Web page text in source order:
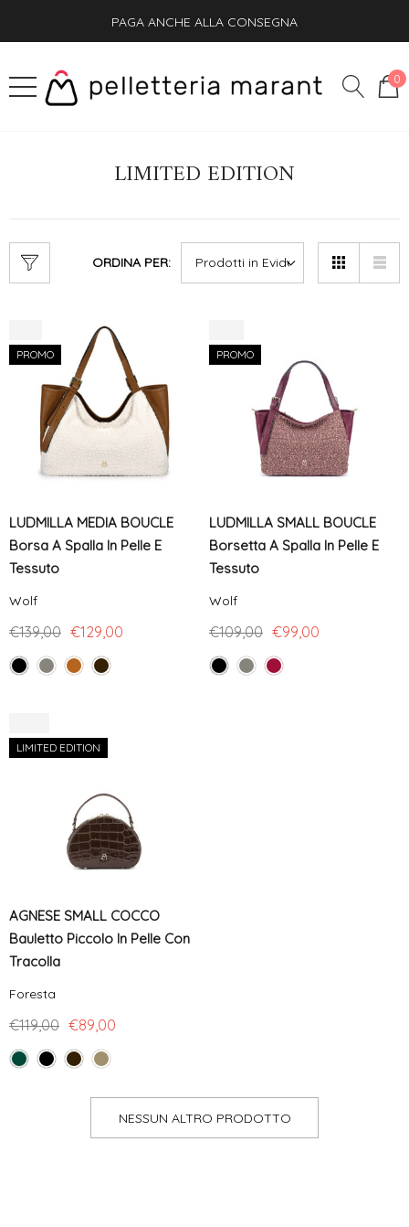
PAGA ANCHE ALLA CONSEGNA
SPEDIZIONE GRATIS + OMAGGIO SU OGNI ORDINE
0
LIMITED EDITION
ORDINA PER:
PROMO
LUDMILLA MEDIA BOUCLE
Borsa A Spalla In Pelle E
Tessuto
Wolf
€139,00 €129,00
PROMO
LUDMILLA SMALL BOUCLE
Borsetta A Spalla In Pelle E
Tessuto
Wolf
€109,00 €99,00
LIMITED EDITION
AGNESE SMALL COCCO
Bauletto Piccolo In Pelle Con
Tracolla
Foresta
€119,00 €89,00
NESSUN ALTRO PRODOTTO